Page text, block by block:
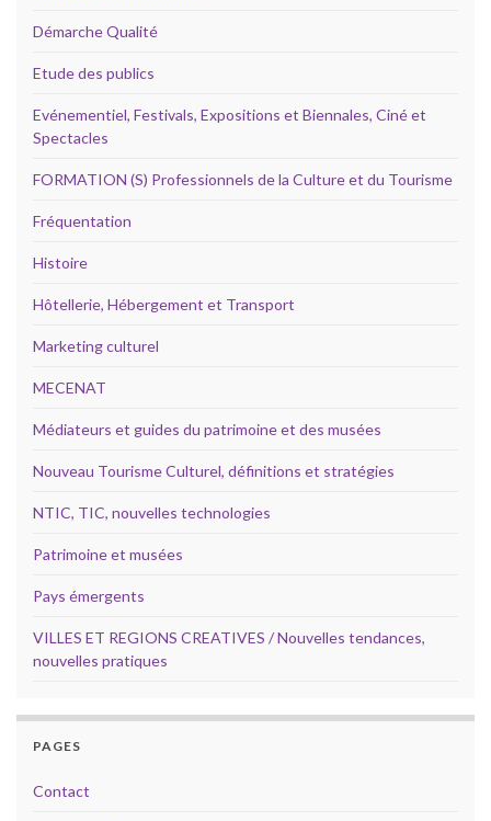
Démarche Qualité
Etude des publics
Evénementiel, Festivals, Expositions et Biennales, Ciné et
Spectacles
FORMATION (S) Professionnels de la Culture et du Tourisme
Fréquentation
Histoire
Hôtellerie, Hébergement et Transport
Marketing culturel
MECENAT
Médiateurs et guides du patrimoine et des musées
Nouveau Tourisme Culturel, définitions et stratégies
NTIC, TIC, nouvelles technologies
Patrimoine et musées
Pays émergents
VILLES ET REGIONS CREATIVES / Nouvelles tendances,
nouvelles pratiques
PAGES
Contact